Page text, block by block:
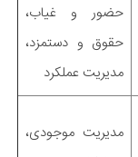
حضور و غیاب،
حقوق و دستمزد،
مدیریت عملکرد
مدیریت موجودی،